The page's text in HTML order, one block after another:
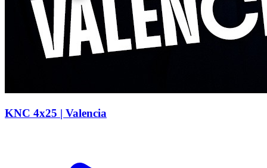
KNC 4x25 | Valencia